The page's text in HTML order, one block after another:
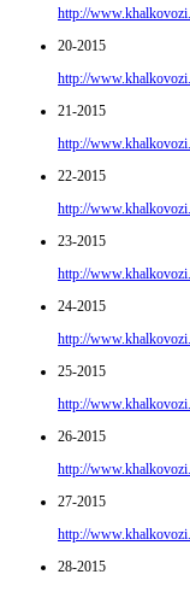
http://
20-2015
http://
21-2015
http://
22-2015
http://
23-2015
http://
24-2015
http://
25-2015
http://
26-2015
http://
27-2015
http://
28-2015